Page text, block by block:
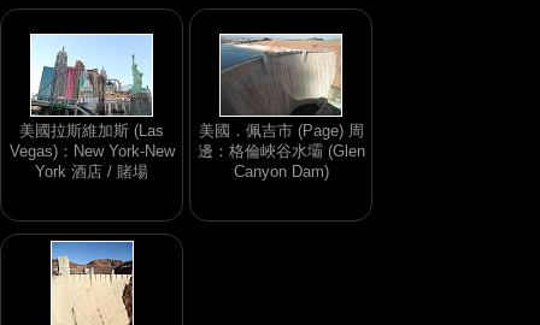
美國拉斯維加斯 (Las
Vegas)：New York-New
York 酒店 / 賭場
美國．佩吉市 (Page) 周
邊：格倫峽谷水壩 (Glen
Canyon Dam)